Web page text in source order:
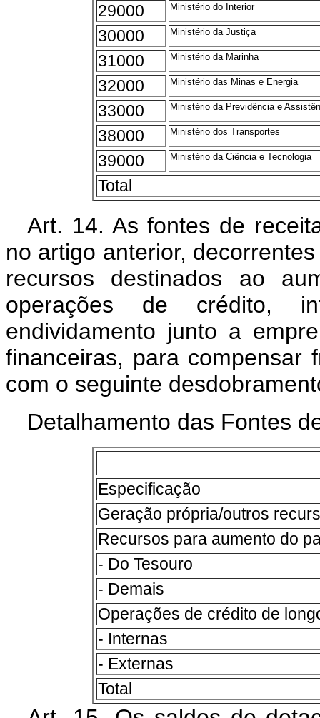
29000 Ministério do Interior
30000 Ministério da Justiça
31000 Ministério da Marinha
32000 Ministério das Minas e Energia
33000 Ministério da Previdência e
38000 Ministério dos Transportes
39000 Ministério da Ciência e Tecnologia
Total
Art. 14. As fontes de
no artigo anterior,
recursos destinados ao
operações de crédito,
endividamento junto a
financeiras, para compensar
com o seguinte
Detalhamento das Fontes
Especificação
Geração própria/outros
Recursos para aumento do
- Do Tesouro
- Demais
Operações de crédito de
- Internas
- Externas
Total